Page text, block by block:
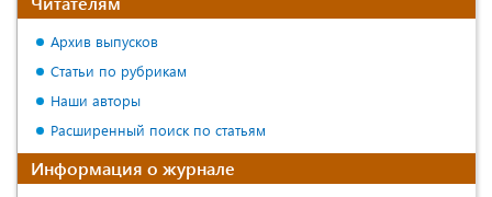
Архив выпусков
Статьи по рубрикам
Наши авторы
Расширенный поиск по статьям
Информация о журнале